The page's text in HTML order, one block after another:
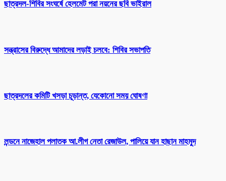
ছাত্রদল-শিবির সংঘর্ষে হেলমেট পরা নয়নের ছবি ভাইরাল
সন্ত্রাসের বিরুদ্ধে আমাদের লড়াই চলবে: শিবির সভাপতি
ছাত্রদলের কমিটি খসড়া চূড়ান্ত, যেকোনো সময় ঘোষণা
লন্ডনে নাজেহাল পলাতক আ.লীগ নেতা রেজাউল, পালিয়ে যান হাছান মাহমুদ